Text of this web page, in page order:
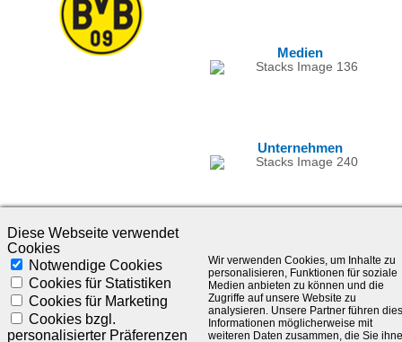
Medien
Unternehmen
©1985-2025 - SLC Management GmbH |Impressum
Diese Webseite verwendet
Cookies
Notwendige Cookies
Cookies für Statistiken
Cookies für Marketing
Cookies bzgl.
personalisierter Präferenzen
Wir verwenden Cookies, um Inhalte zu
personalisieren, Funktionen für soziale
Medien anbieten zu können und die
Zugriffe auf unsere Website zu
analysieren. Unsere Partner führen
Informationen möglicherweise mit
weiteren Daten zusammen, die Sie